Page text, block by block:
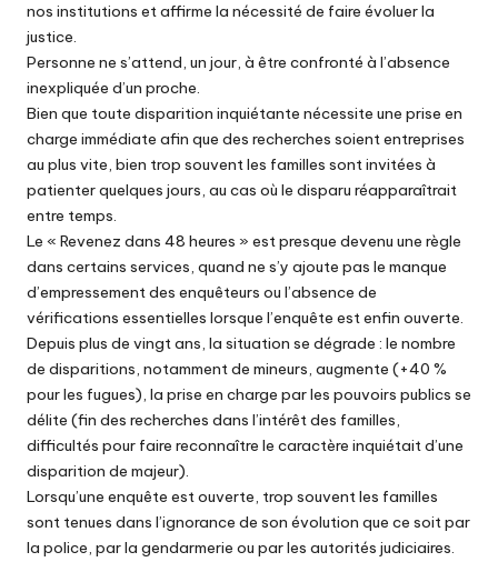
nos institutions et affirme la nécessité de faire évoluer la
justice.
Personne ne s’attend, un jour, à être confronté à l’absence
inexpliquée d’un proche.
Bien que toute disparition inquiétante nécessite une prise en
charge immédiate afin que des recherches soient entreprises
au plus vite, bien trop souvent les familles sont invitées à
patienter quelques jours, au cas où le disparu réapparaîtrait
entre temps.
Le « Revenez dans 48 heures » est presque devenu une règle
dans certains services, quand ne s’y ajoute pas le manque
d’empressement des enquêteurs ou l’absence de
vérifications essentielles lorsque l’enquête est enfin ouverte.
Depuis plus de vingt ans, la situation se dégrade : le nombre
de disparitions, notamment de mineurs, augmente (+40 %
pour les fugues), la prise en charge par les pouvoirs publics se
délite (fin des recherches dans l’intérêt des familles,
difficultés pour faire reconnaître le caractère inquiétait d’une
disparition de majeur).
Lorsqu’une enquête est ouverte, trop souvent les familles
sont tenues dans l’ignorance de son évolution que ce soit par
la police, par la gendarmerie ou par les autorités judiciaires.